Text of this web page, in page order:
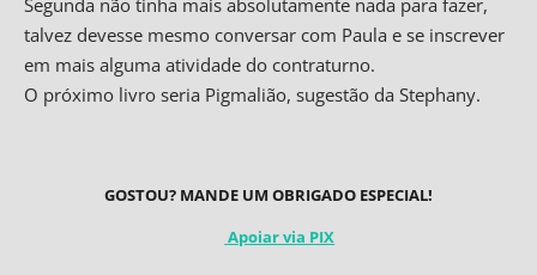
Segunda não tinha mais absolutamente nada para fazer,
talvez devesse mesmo conversar com Paula e se inscrever
em mais alguma atividade do contraturno.
O próximo livro seria Pigmalião, sugestão da Stephany.
GOSTOU? MANDE UM OBRIGADO ESPECIAL!
Apoiar via PIX